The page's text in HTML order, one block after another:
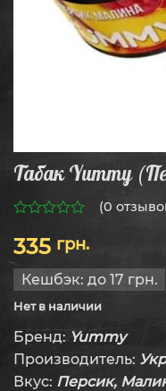
Табак Yummy
из
5
(0
335 грн.
Кешбэк: до 17 грн.
Нет в наличии
Бренд: Yummy
Производитель:
Вкус: Персик,